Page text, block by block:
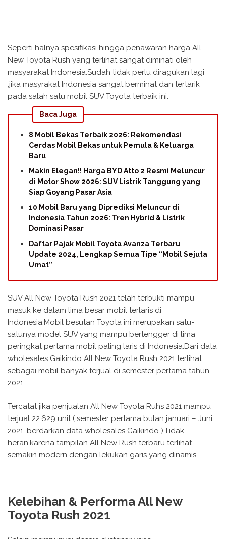
Seperti halnya spesifikasi hingga penawaran harga All
New Toyota Rush yang terlihat sangat diminati oleh
masyarakat Indonesia.Sudah tidak perlu diragukan lagi
,jika masyrakat Indonesia sangat berminat dan tertarik
pada salah satu mobil SUV Toyota terbaik ini.
Baca Juga
8 Mobil Bekas Terbaik 2026: Rekomendasi
Cerdas Mobil Bekas untuk Pemula & Keluarga
Baru
Makin Elegan!! Harga BYD Atto 2 Resmi Meluncur
di Motor Show 2026: SUV Listrik Tanggung yang
Siap Goyang Pasar Asia
10 Mobil Baru yang Diprediksi Meluncur di
Indonesia Tahun 2026: Tren Hybrid & Listrik
Dominasi Pasar
Daftar Pajak Mobil Toyota Avanza Terbaru
Update 2024, Lengkap Semua Tipe “Mobil Sejuta
Umat”
SUV All New Toyota Rush 2021 telah terbukti mampu
masuk ke dalam lima besar mobil terlaris di
Indonesia.Mobil besutan Toyota ini merupakan satu-
satunya model SUV yang mampu bertengger di lima
peringkat pertama mobil paling laris di Indonesia.Dari data
wholesales Gaikindo All New Toyota Rush 2021 terlihat
sebagai mobil banyak terjual di semester pertama tahun
2021.
Tercatat jika penjualan All New Toyota Ruhs 2021 mampu
terjual 22.629 unit ( semester pertama bulan januari – Juni
2021 ,berdarkan data wholesales Gaikindo ).Tidak
heran,karena tampilan All New Rush terbaru terlihat
semakin modern dengan lekukan garis yang dinamis.
Kelebihan & Performa All New
Toyota Rush 2021